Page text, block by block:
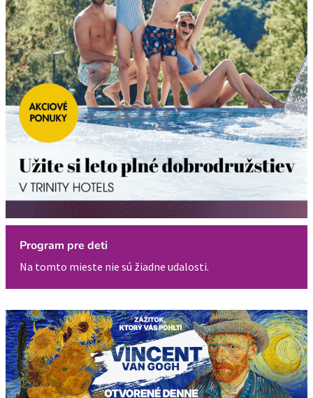
Program pre deti
Na tomto mieste nie sú žiadne udalosti.